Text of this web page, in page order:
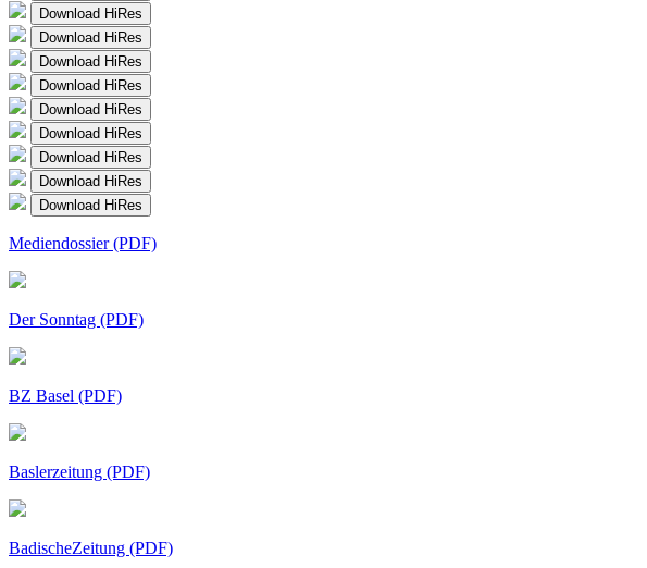
Download HiRes
Download HiRes
Download HiRes
Download HiRes
Download HiRes
Download HiRes
Download HiRes
Download HiRes
Download HiRes
Mediendossier (PDF)
Der Sonntag (PDF)
BZ Basel (PDF)
Baslerzeitung (PDF)
BadischeZeitung (PDF)